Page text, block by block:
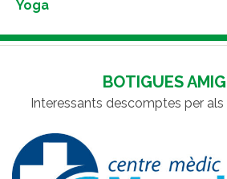
Yoga
BOTIGUES
Interessants descomptes per